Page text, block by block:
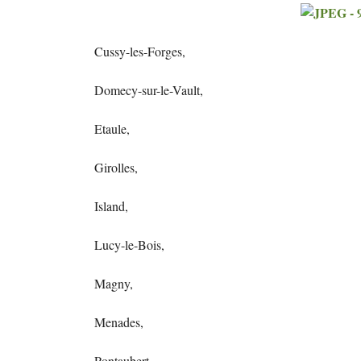
Cussy-les-Forges,
Domecy-sur-le-Vault,
Etaule,
Girolles,
Island,
Lucy-le-Bois,
Magny,
Menades,